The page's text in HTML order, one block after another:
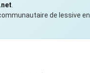
de lessive en